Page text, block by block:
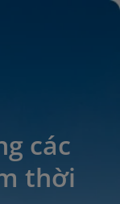
các
thời